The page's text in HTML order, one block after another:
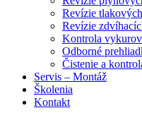
Revízie
Revízie
Kontrola
Odborné
Čistenie a
Servis – Montáž
Školenia
Kontakt